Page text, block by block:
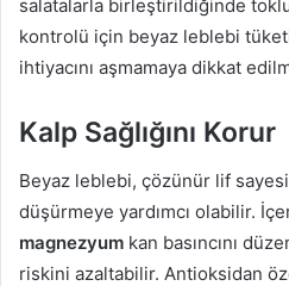
salatalarla birleştirildiğinde
kontrolü için beyaz leblebi
ihtiyacını aşmamaya dikkat
Kalp Sağlığını Korur
Beyaz leblebi, çözünür lif
düşürmeye yardımcı olabilir.
magnezyum kan basıncını
riskini azaltabilir. Antioksidan